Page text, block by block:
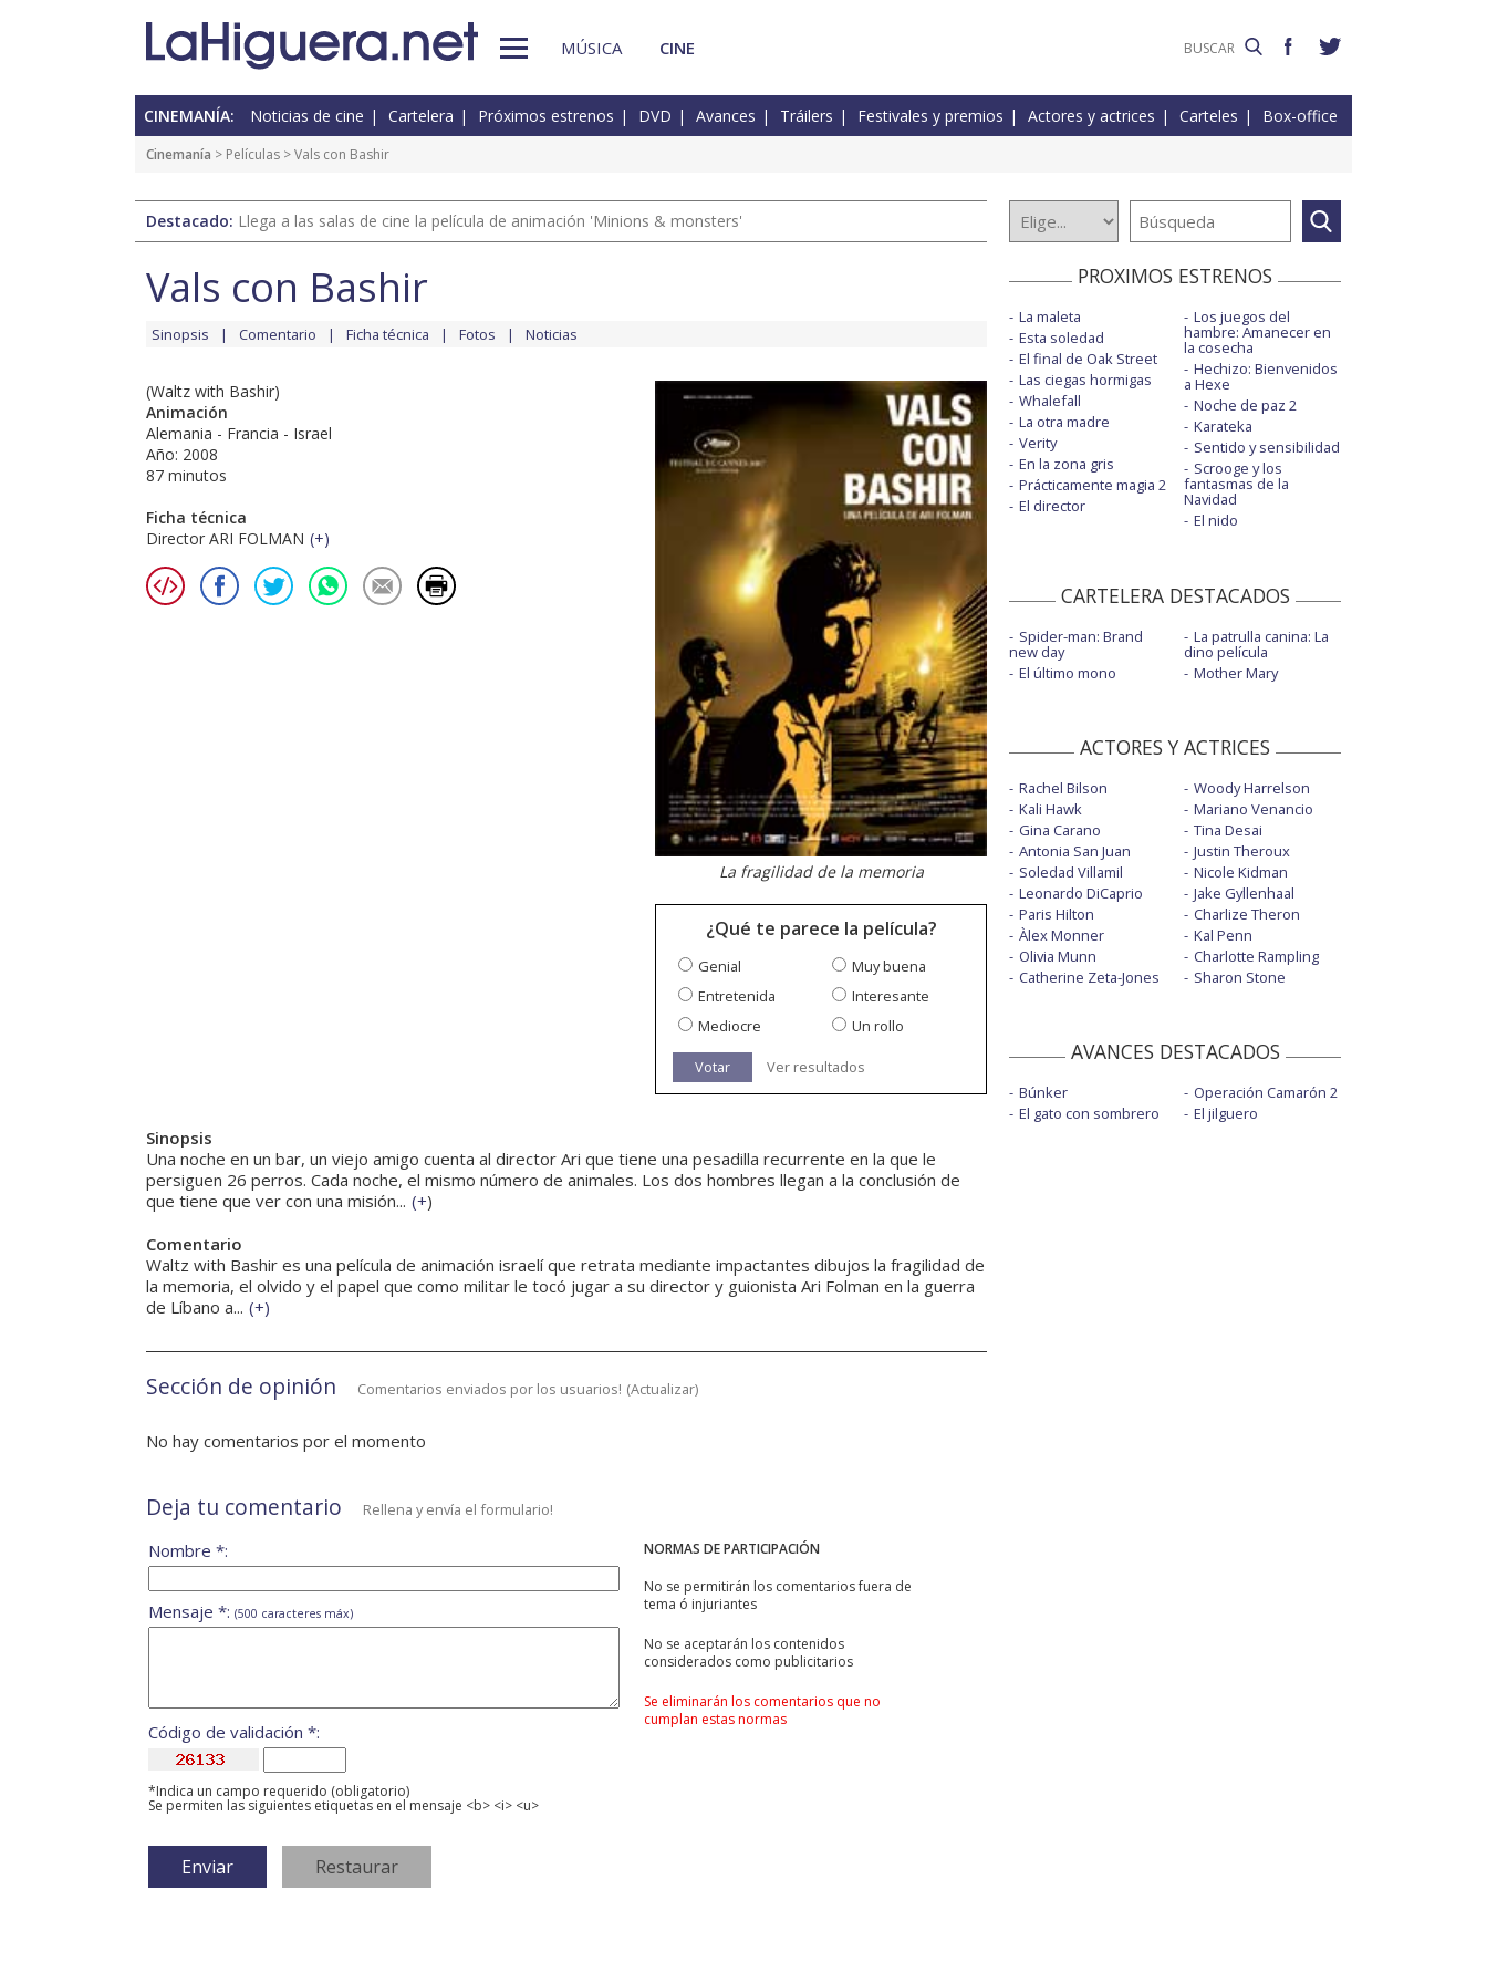
MÚSICA CINE
CINEMANÍA: Noticias de cine Cartelera Próximos estrenos DVD Avances Tráilers Festivales y premios Actores y actrices Carteles Box-office
Cinemanía > Películas > Vals con Bashir
Destacado: Llega a las salas de cine la película de animación 'Minions & monsters'
Vals con Bashir
Sinopsis Comentario Ficha técnica Fotos Noticias
(Waltz with Bashir)
Animación
Alemania - Francia - Israel
Año: 2008
87 minutos
Ficha técnica
Director ARI FOLMAN (+)
La fragilidad de la memoria
¿Qué te parece la película?
Genial
Muy buena
Entretenida
Interesante
Mediocre
Un rollo
Votar Ver resultados
Sinopsis
Una noche en un bar, un viejo amigo cuenta al director Ari que tiene una pesadilla recurrente en la que le
persiguen 26 perros. Cada noche, el mismo número de animales. Los dos hombres llegan a la conclusión de
que tiene que ver con una misión... (+)
Comentario
Waltz with Bashir es una película de animación israelí que retrata mediante impactantes dibujos la fragilidad de
la memoria, el olvido y el papel que como militar le tocó jugar a su director y guionista Ari Folman en la guerra
de Líbano a... (+)
Sección de opinión Comentarios enviados por los usuarios! (Actualizar)
No hay comentarios por el momento
Deja tu comentario Rellena y envía el formulario!
NORMAS DE PARTICIPACIÓN
No se permitirán los comentarios fuera de
tema ó injuriantes
No se aceptarán los contenidos
considerados como publicitarios
Se eliminarán los comentarios que no
cumplan estas normas
Nombre *:
Mensaje *: (500 caracteres máx)
Código de validación *:
*Indica un campo requerido (obligatorio)
Se permiten las siguientes etiquetas en el mensaje <b> <i> <u>
PROXIMOS ESTRENOS
La maleta
Esta soledad
El final de Oak Street
Las ciegas hormigas
Whalefall
La otra madre
Verity
En la zona gris
Prácticamente magia 2
El director
Los juegos del
hambre: Amanecer en
la cosecha
Hechizo: Bienvenidos
a Hexe
Noche de paz 2
Karateka
Sentido y sensibilidad
Scrooge y los
fantasmas de la
Navidad
El nido
CARTELERA DESTACADOS
Spider-man: Brand
new day
El último mono
La patrulla canina: La
dino película
Mother Mary
ACTORES Y ACTRICES
Rachel Bilson
Kali Hawk
Gina Carano
Antonia San Juan
Soledad Villamil
Leonardo DiCaprio
Paris Hilton
Àlex Monner
Olivia Munn
Catherine Zeta-Jones
Woody Harrelson
Mariano Venancio
Tina Desai
Justin Theroux
Nicole Kidman
Jake Gyllenhaal
Charlize Theron
Kal Penn
Charlotte Rampling
Sharon Stone
AVANCES DESTACADOS
Búnker
El gato con sombrero
Operación Camarón 2
El jilguero